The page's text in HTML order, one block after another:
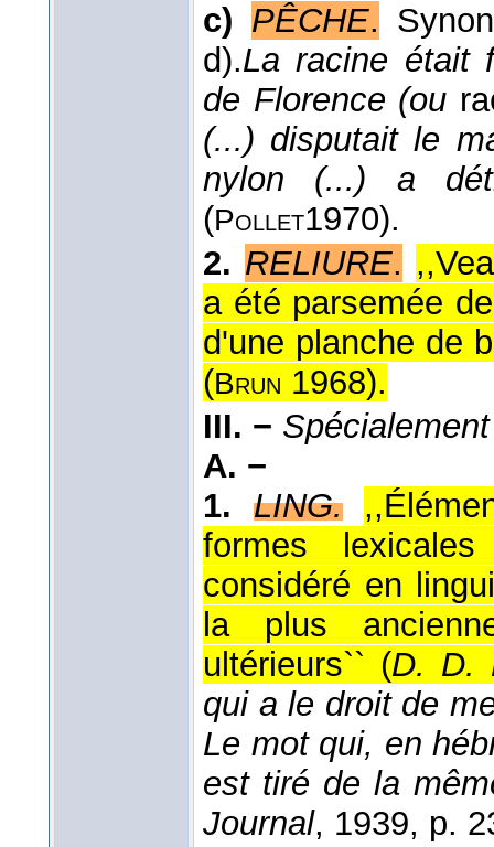
c) PÊCHE.
d).La racine était
de Florence (ou
(...) disputait le
nylon (...) a
(Pollet1970).
2. RELIURE.
a été parsemée
d'une planche de
(Brun 1968).
III. − Spécialement
A. −
1.
LING.
formes
considéré en
la plus
ultérieurs`` (D. D.
qui a le droit de
Le mot qui, en
est tiré de la
Journal, 1939, p.